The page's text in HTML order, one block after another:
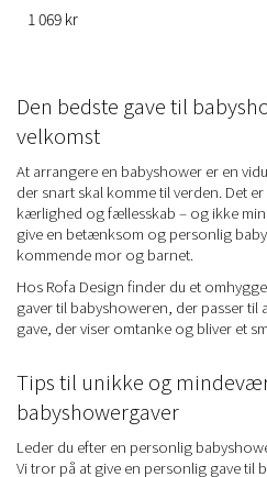
1 069 kr
Den bedste gave til
velkomst
At arrangere en babyshower er en
der snart skal komme til verden. Det
kærlighed og fællesskab – og ikke
give en betænksom og personlig
kommende mor og barnet.
Hos Rofa Design finder du et
gaver til babyshoweren, der passer
gave, der viser omtanke og bliver et
Tips til unikke og
babyshowergaver
Leder du efter en personlig
Vi tror på at give en personlig gave